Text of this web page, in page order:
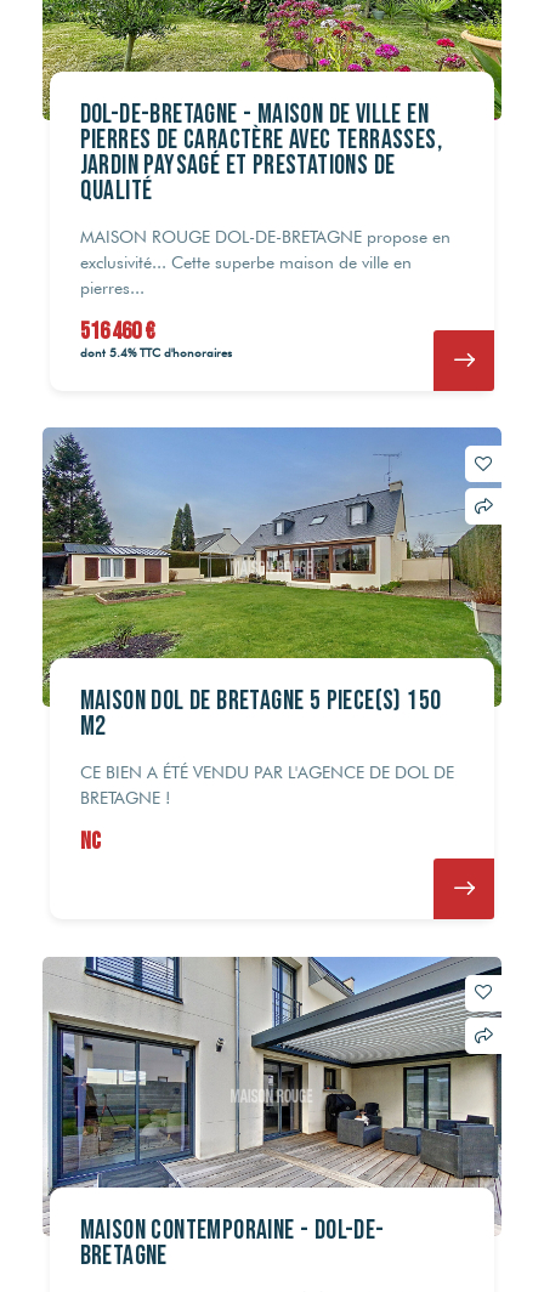
DOL-DE-BRETAGNE - Maison de ville en
pierres de caractère avec terrasses,
jardin paysagé et prestations de
qualité
MAISON ROUGE DOL-DE-BRETAGNE propose en
exclusivité... Cette superbe maison de ville en
pierres...
516 460 €
dont 5.4% TTC d'honoraires
Maison Dol De Bretagne 5 pièce(s) 150
m2
CE BIEN A ÉTÉ VENDU PAR L'AGENCE DE DOL DE
BRETAGNE !
NC
Maison contemporaine - DOL-DE-
BRETAGNE